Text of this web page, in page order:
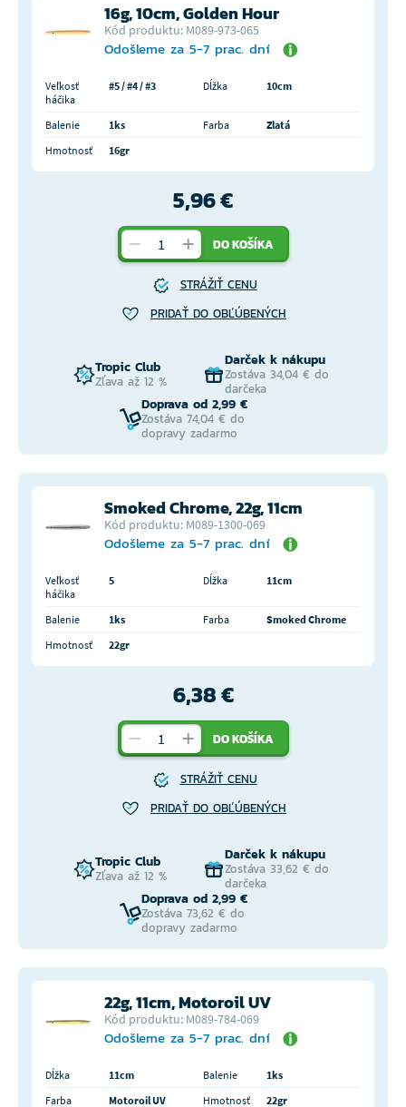
16g, 10cm, Golden Hour
Kód produktu: M089-973-065
Odošleme za 5-7 prac. dní
Veľkosť
háčika
#5 / #4 / #3 Dĺžka 10cm
Balenie 1ks Farba
Zlatá
Hmotnosť
16gr
5,96 €
DO KOŠÍKA
STRÁŽIŤ CENU
PRIDAŤ DO OBĽÚBENÝCH
Tropic Club
Zľava až 12 %
Darček k nákupu
Zostáva 34,04 € do
darčeka
Doprava od 2,99 €
Zostáva 74,04 € do
dopravy zadarmo
Smoked Chrome, 22g, 11cm
Kód produktu: M089-1300-069
Odošleme za 5-7 prac. dní
Veľkosť
háčika
5 Dĺžka 11cm
Balenie 1ks Farba
Smoked Chrome
Hmotnosť
22gr
6,38 €
DO KOŠÍKA
STRÁŽIŤ CENU
PRIDAŤ DO OBĽÚBENÝCH
Tropic Club
Zľava až 12 %
Darček k nákupu
Zostáva 33,62 € do
darčeka
Doprava od 2,99 €
Zostáva 73,62 € do
dopravy zadarmo
22g, 11cm, Motoroil UV
Kód produktu: M089-784-069
Odošleme za 5-7 prac. dní
Dĺžka 11cm Balenie
1ks
Farba
Motoroil UV Hmotnosť 22gr